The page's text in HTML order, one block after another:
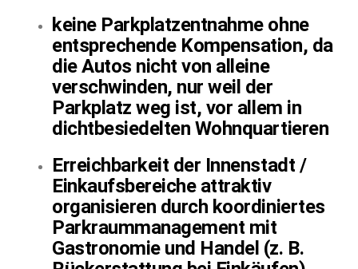
keine Parkplatzentnahme ohne
entsprechende Kompensation, da
die Autos nicht von alleine
verschwinden, nur weil der
Parkplatz weg ist, vor allem in
dichtbesiedelten Wohnquartieren
Erreichbarkeit der Innenstadt /
Einkaufsbereiche attraktiv
organisieren durch koordiniertes
Parkraummanagement mit
Gastronomie und Handel (z. B.